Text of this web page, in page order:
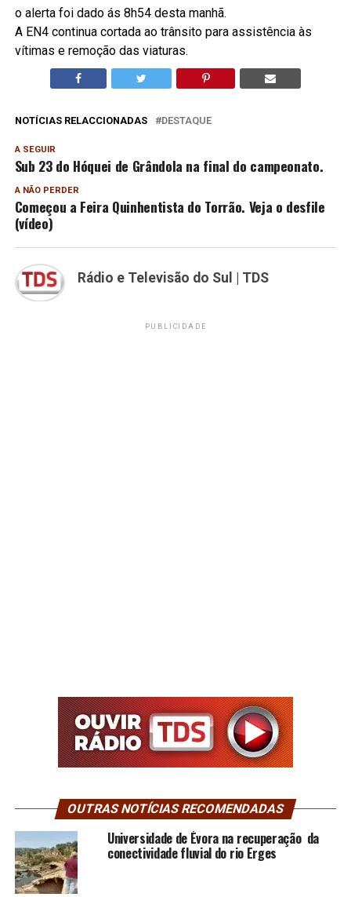
o alerta foi dado ás 8h54 desta manhã.
A EN4 continua cortada ao trânsito para assistência às
vítimas e remoção das viaturas.
NOTÍCIAS RELACCIONADAS DESTAQUE
A SEGUIR
Sub 23 do Hóquei de Grândola na final do campeonato.
A NÃO PERDER
Começou a Feira Quinhentista do Torrão. Veja o desfile
(vídeo)
Rádio e Televisão do Sul | TDS
PUBLICIDADE
OUTRAS NOTÍCIAS RECOMENDADAS
Universidade de Évora na recuperação da
conectividade fluvial do rio Erges